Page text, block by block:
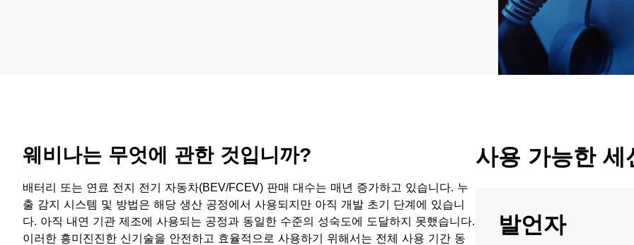
웨비나는 무엇에 관한 것입니까?
배터리 또는 연료 전지 전기 자동차(BEV/FCEV) 판매 대수는 매년 증가하고 있습니다. 누
출 감지 시스템 및 방법은 해당 생산 공정에서 사용되지만 아직 개발 초기 단계에 있습니
다. 아직 내연 기관 제조에 사용되는 공정과 동일한 수준의 성숙도에 도달하지 못했습니다.
이러한 흥미진진한 신기술을 안전하고 효율적으로 사용하기 위해서는 전체 사용 기간 동
사용 가능한 세
발언자